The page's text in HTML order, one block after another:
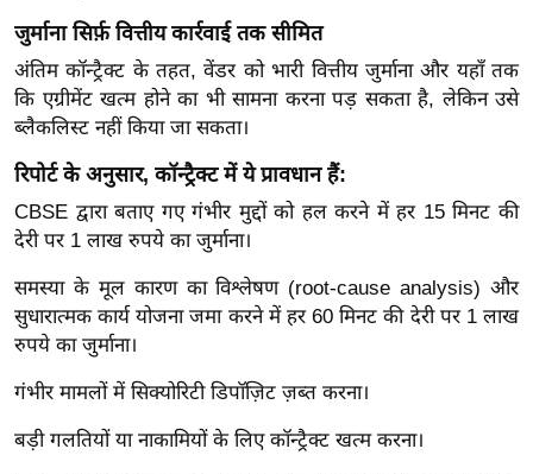
ली
वु
ड
हॉ
ली
वु
ड
ल्म
स
क्षा
B
r
जुर्माना सिर्फ़ वित्तीय कार्रवाई तक सीमित
अंतिम कॉन्ट्रैक्ट के तहत, वेंडर को भारी वित्तीय जुर्माना और यहाँ तक
कि एग्रीमेंट खत्म होने का भी सामना करना पड़ सकता है, लेकिन उसे
ब्लैकलिस्ट नहीं किया जा सकता।
रिपोर्ट के अनुसार, कॉन्ट्रैक्ट में ये प्रावधान हैं:
CBSE द्वारा बताए गए गंभीर मुद्दों को हल करने में हर 15 मिनट की
देरी पर 1 लाख रुपये का जुर्माना।
समस्या के मूल कारण का विश्लेषण (root-cause analysis) और
सुधारात्मक कार्य योजना जमा करने में हर 60 मिनट की देरी पर 1 लाख
रुपये का जुर्माना।
गंभीर मामलों में सिक्योरिटी डिपॉज़िट ज़ब्त करना।
बड़ी गलतियों या नाकामियों के लिए कॉन्ट्रैक्ट खत्म करना।